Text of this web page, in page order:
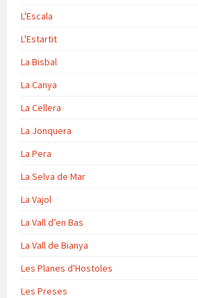
L'Escala
L'Estartit
La Bisbal
La Canya
La Cellera
La Jonquera
La Pera
La Selva de Mar
La Vajol
La Vall d’en Bas
La Vall de Bianya
Les Planes d'Hostoles
Les Preses